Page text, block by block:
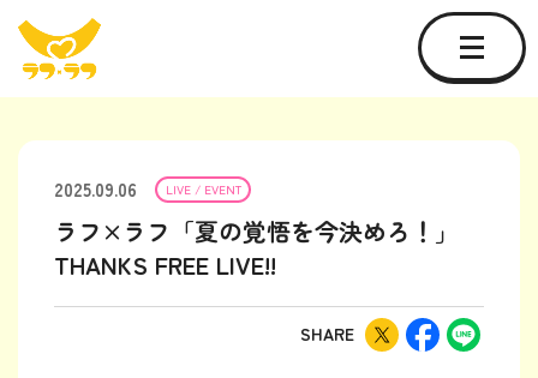
2025.09.06 LIVE / EVENT
ラフ×ラフ「夏の覚悟を今決めろ！」
THANKS FREE LIVE!!
SHARE